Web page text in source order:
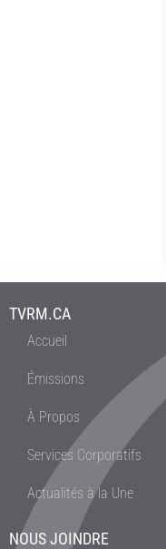
TVRM.CA
Accueil
Émissions
À Propos
Services Corporatifs
Actualités à la Une
NOUS JOINDRE